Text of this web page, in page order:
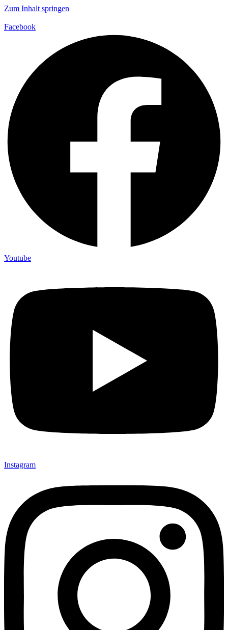
Zum Inhalt springen
Facebook
Youtube
Instagram